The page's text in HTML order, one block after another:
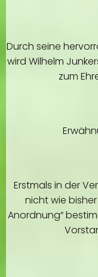
Durch seine
wird Wilhelm
zum
Erstmals in der
nicht wie
Anordnung“